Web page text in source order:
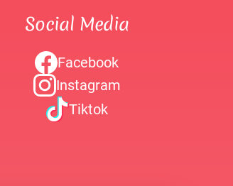
Social Media
Facebook
Instagram
Tiktok